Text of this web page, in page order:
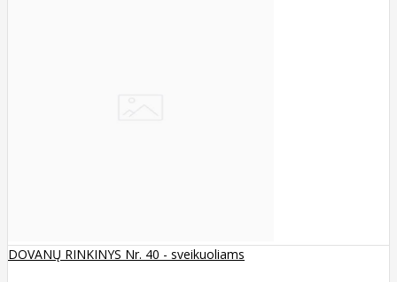
DOVANŲ RINKINYS Nr. 40 - sveikuoliams